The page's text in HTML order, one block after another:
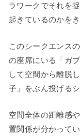
ラワークでそれを
起きているのかを
このシークエンス
の座席にいる「ガ
して空間から離脱
子」をぶん投げる
空間全体の距離感
置関係が分かって